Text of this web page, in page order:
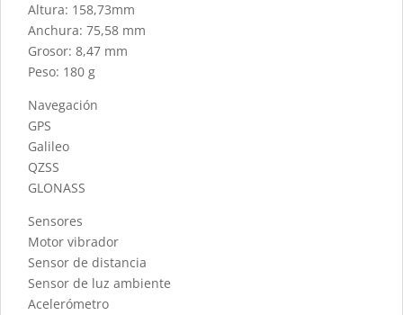
Altura: 158,73mm
Anchura: 75,58 mm
Grosor: 8,47 mm
Peso: 180 g
Navegación
GPS
Galileo
QZSS
GLONASS
Sensores
Motor vibrador
Sensor de distancia
Sensor de luz ambiente
Acelerómetro